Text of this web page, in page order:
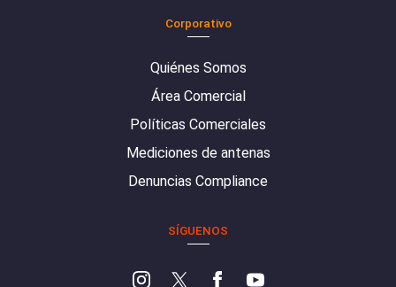
Corporativo
Quiénes Somos
Área Comercial
Políticas Comerciales
Mediciones de antenas
Denuncias Compliance
SÍGUENOS